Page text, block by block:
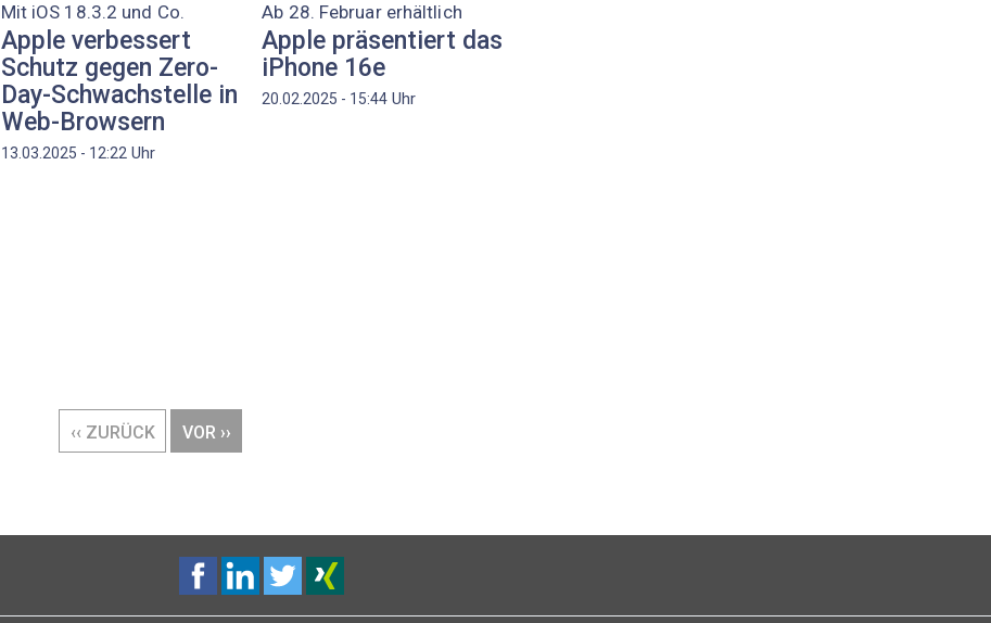
Mit iOS 18.3.2 und Co.
Apple verbessert
Schutz gegen Zero-
Day-Schwachstelle in
Web-Browsern
13.03.2025 - 12:22Uhr
Ab 28. Februar erhältlich
Apple präsentiert das
iPhone 16e
20.02.2025 - 15:44 Uhr
VORHERIGE
SEITE
‹‹ ZURÜCK
NÄCHSTE
SEITE
VOR ››